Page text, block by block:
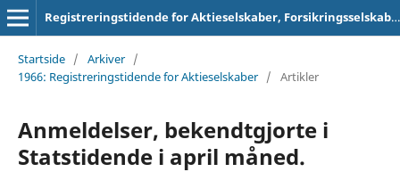
Registreringstidende for Aktieselskaber, Forsikringsselskaber og Foreninger
Startside / Arkiver /
1966: Registreringstidende for Aktieselskaber / Artikler
Anmeldelser, bekendtgjorte i
Statstidende i april måned.